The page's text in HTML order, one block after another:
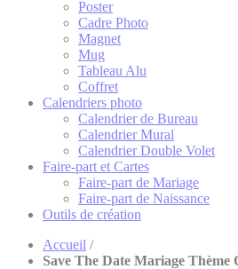
Poster
Cadre Photo
Magnet
Mug
Tableau Alu
Coffret
Calendriers photo
Calendrier de Bureau
Calendrier Mural
Calendrier Double Volet
Faire-part et Cartes
Faire-part de Mariage
Faire-part de Naissance
Outils de création
Accueil /
Save The Date Mariage Thème